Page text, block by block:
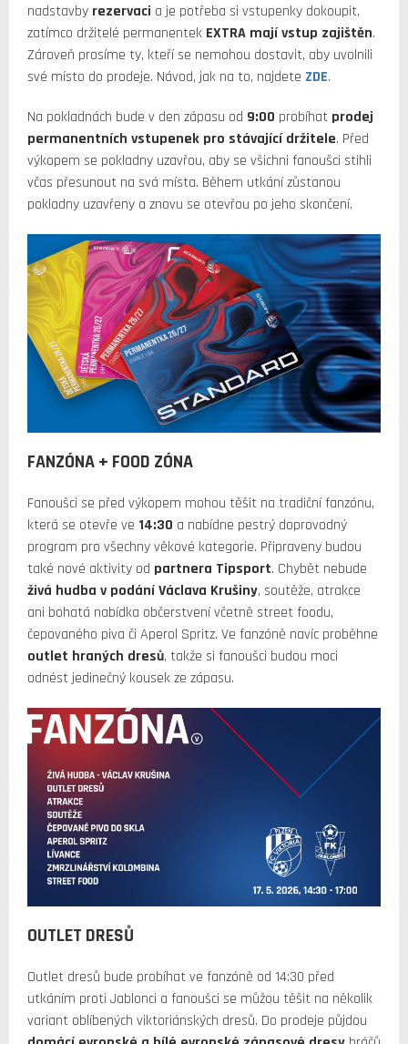
nadstavby rezervaci a je potřeba si vstupenky dokoupit,
zatímco držitelé permanentek EXTRA mají vstup zajištěn.
Zároveň prosíme ty, kteří se nemohou dostavit, aby uvolnili
své místo do prodeje. Návod, jak na to, najdete ZDE.
Na pokladnách bude v den zápasu od 9:00 probíhat prodej
permanentních vstupenek pro stávající držitele. Před
výkopem se pokladny uzavřou, aby se všichni fanoušci stihli
včas přesunout na svá místa. Během utkání zůstanou
pokladny uzavřeny a znovu se otevřou po jeho skončení.
FANZÓNA + FOOD ZÓNA
Fanoušci se před výkopem mohou těšit na tradiční fanzónu,
která se otevře ve 14:30 a nabídne pestrý doprovodný
program pro všechny věkové kategorie. Připraveny budou
také nové aktivity od partnera Tipsport. Chybět nebude
živá hudba v podání Václava Krušiny, soutěže, atrakce
ani bohatá nabídka občerstvení včetně street foodu,
čepovaného piva či Aperol Spritz. Ve fanzóně navíc proběhne
outlet hraných dresů, takže si fanoušci budou moci
odnést jedinečný kousek ze zápasu.
OUTLET DRESŮ
Outlet dresů bude probíhat ve fanzóně od 14:30 před
utkáním proti Jablonci a fanoušci se můžou těšit na několik
variant oblíbených viktoriánských dresů. Do prodeje půjdou